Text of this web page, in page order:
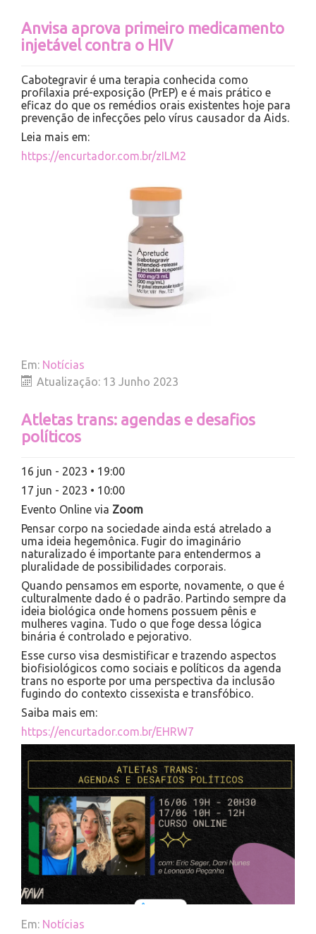
Anvisa aprova primeiro medicamento
injetável contra o HIV
Cabotegravir é uma terapia conhecida como
profilaxia pré-exposição (PrEP) e é mais prático e
eficaz do que os remédios orais existentes hoje para
prevenção de infecções pelo vírus causador da Aids.
Leia mais em:
https://encurtador.com.br/zILM2
Em: Notícias
Atualização: 13 Junho 2023
Atletas tran s: agendas e desafios
políticos
16 jun - 2023 • 19:00
17 jun - 2023 • 10:00
Evento Online via Zoom
Pensar corpo na sociedade ainda está atrelado a
uma ideia hegemônica. Fugir do imaginário
naturalizado é importante para entendermos a
pluralidade de possibilidades corporais.
Quando pensamos em esporte, novamente, o que é
culturalmente dado é o padrão. Partindo sempre da
ideia biológica onde homens possuem pênis e
mulheres vagina. Tudo o que foge dessa lógica
binária é controlado e pejorativo.
Esse curso visa desmistificar e trazendo aspectos
biofisiológicos como sociais e políticos da agenda
trans no esporte por uma perspectiva da inclusão
fugindo do contexto cissexista e transfóbico.
Saiba mais em:
https://encurtador.com.br/EHRW7
Em: Notícias